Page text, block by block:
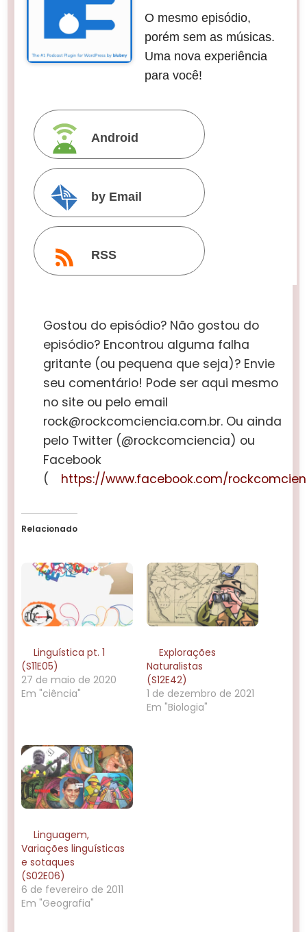
O mesmo episódio,
porém sem as músicas.
Uma nova experiência
para você!
Android
by Email
RSS
Gostou do episódio? Não gostou do
episódio? Encontrou alguma falha
gritante (ou pequena que seja)? Envie
seu comentário! Pode ser aqui mesmo
no site ou pelo email
rock@rockcomciencia.com.br. Ou ainda
pelo Twitter (@rockcomciencia) ou
Facebook
(
https://www.facebook.com/
Relacionado
Linguística pt. 1
(S11E05)
27 de maio de 2020
Em "ciência"
Explorações
Naturalistas
(S12E42)
1 de dezembro de 2021
Em "Biologia"
Linguagem,
Variações linguísticas
e sotaques
(S02E06)
6 de fevereiro de 2011
Em "Geografia"